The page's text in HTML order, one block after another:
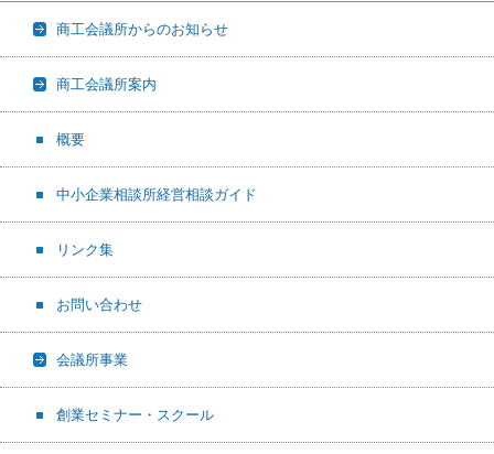
商工会議所からのお知らせ
商工会議所案内
概要
中小企業相談所経営相談ガイド
リンク集
お問い合わせ
会議所事業
創業セミナー・スクール